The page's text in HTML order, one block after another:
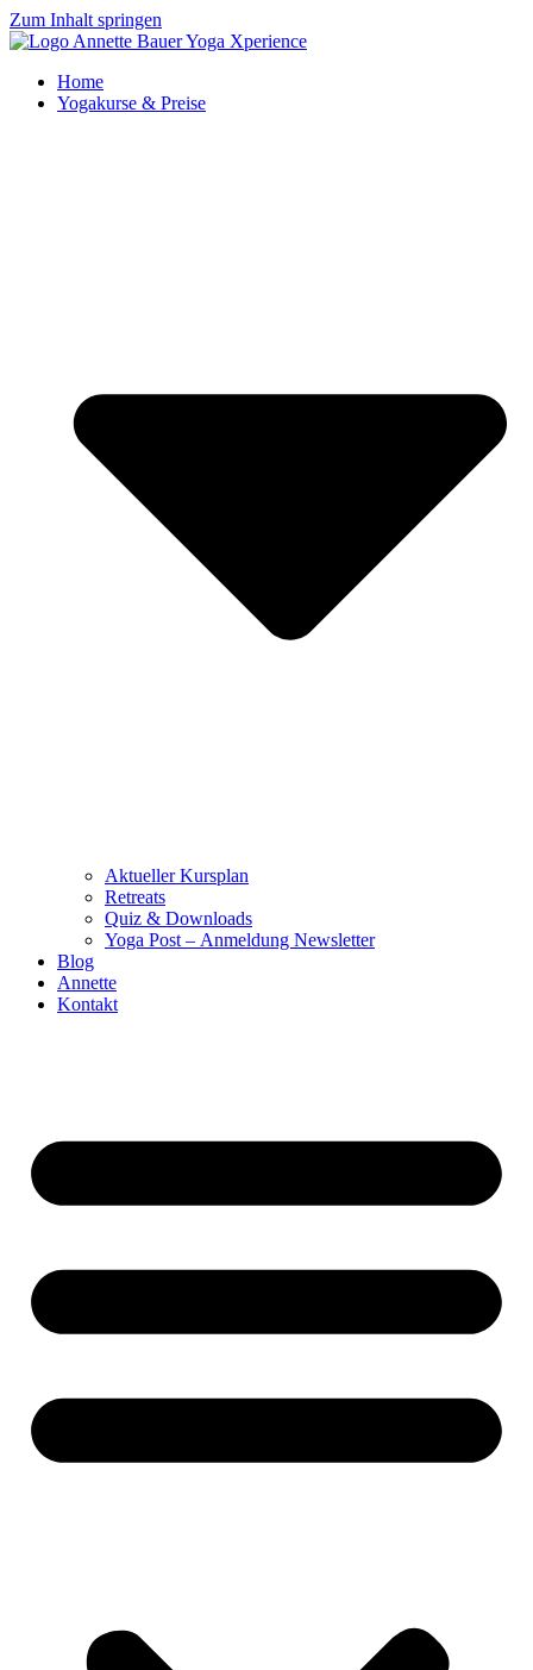
Zum Inhalt springen
Home
Yogakurse & Preise
Aktueller Kursplan
Retreats
Quiz & Downloads
Yoga Post – Anmeldung Newsletter
Blog
Annette
Kontakt